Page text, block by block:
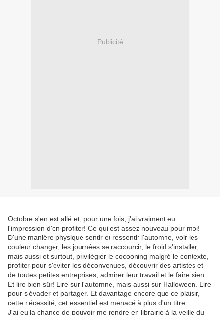
Publicité
Octobre s'en est allé et, pour une fois, j'ai vraiment eu
l'impression d'en profiter! Ce qui est assez nouveau pour moi!
D'une manière physique sentir et ressentir l'automne, voir les
couleur changer, les journées se raccourcir, le froid s'installer,
mais aussi et surtout, privilégier le cocooning malgré le contexte,
profiter pour s'éviter les déconvenues, découvrir des artistes et
de toutes petites entreprises, admirer leur travail et le faire sien.
Et lire bien sûr! Lire sur l'automne, mais aussi sur Halloween. Lire
pour s'évader et partager. Et davantage encore que ce plaisir,
cette nécessité, cet essentiel est menacé à plus d'un titre.
J'ai eu la chance de pouvoir me rendre en librairie à la veille du